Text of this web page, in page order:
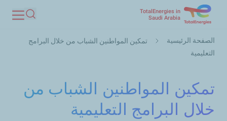
المحتوى
TotalEnergies in
Saudi Arabia
بحث
مسار
التنقل
الصفحة الرئيسية
تمكين المواطنين الشباب من خلال البرامج
التعليمية
تمكين المواطنين الشباب من
خلال البرامج التعليمية